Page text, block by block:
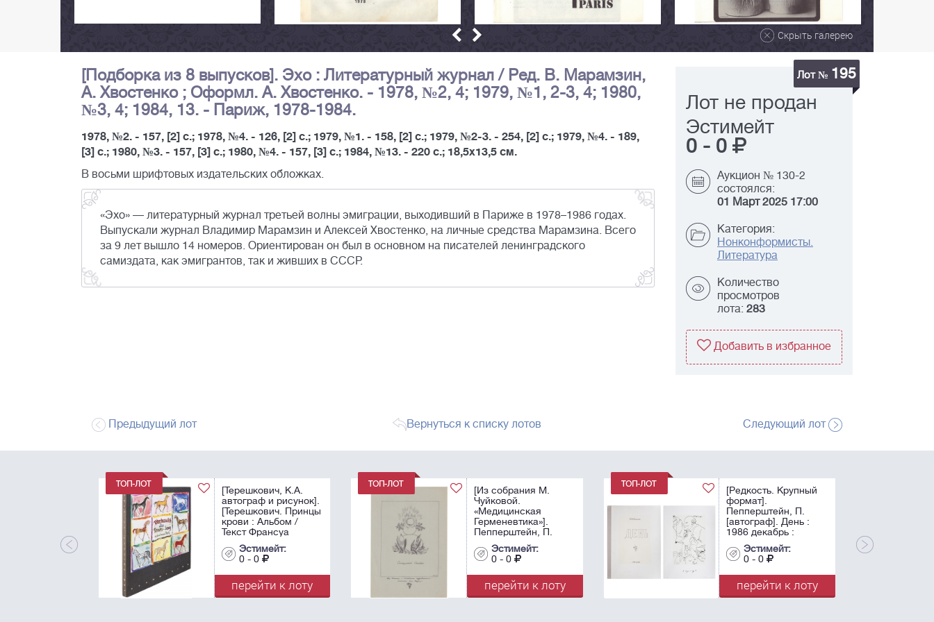
Скрыть галерею
[Подборка из 8 выпусков]. Эхо : Литературный журнал / Ред. В. Марамзин,
А. Хвостенко ; Оформл. А. Хвостенко. - 1978, №2, 4; 1979, №1, 2-3, 4; 1980,
№3, 4; 1984, 13. - Париж, 1978-1984.
1978, №2. - 157, [2] с.; 1978, №4. - 126, [2] с.; 1979, №1. - 158, [2] с.; 1979, №2-3. - 254, [2] с.; 1979, №4. - 189,
[3] с.; 1980, №3. - 157, [3] с.; 1980, №4. - 157, [3] с.; 1984, №13. - 220 с.; 18,5х13,5 см.
В восьми шрифтовых издательских обложках.
«Эхо» — литературный журнал третьей волны эмиграции, выходивший в Париже в 1978–1986 годах.
Выпускали журнал Владимир Марамзин и Алексей Хвостенко, на личные средства Марамзина. Всего
за 9 лет вышло 14 номеров. Ориентирован он был в основном на писателей ленинградского
самиздата, как эмигрантов, так и живших в СССР.
Лот № 195
Лот не продан
Эстимейт
0 - 0
Аукцион № 130-2
состоялся:
01 Март 2025 17:00
Категория:
Нонконформисты.
Литература
Количество
просмотров
лота: 283
Добавить в избранное
Предыдущий лот Вернуться к списку лотов Следующий лот
[Терешкович, К.А.
автограф и рисунок].
[Терешкович. Принцы
крови : Альбом /
Текст Франсуа
Пиетри].
Terechkovitch. Les
princes du sang /
Texte de Francois
Pietri. - ...
Эстимейт:
0 - 0
перейти к лоту
[Из собрания М.
Чуйковой.
«Медицинская
Герменевтика»].
Пепперштейн, П.
«Солнцеликий
Снеговик» (Открытка
ко дню рождения).
Тонированная ...
Эстимейт:
0 - 0
перейти к лоту
[Редкость. Крупный
формат].
Пепперштейн, П.
[автограф]. День :
1986 декабрь :
[Альбом]. - [Тоскана:
Stamperia Carini],
2012. - 17 л. ил.;
57,4х41 см. - 49+25
нум. экз. ...
Эстимейт:
0 - 0
перейти к лоту